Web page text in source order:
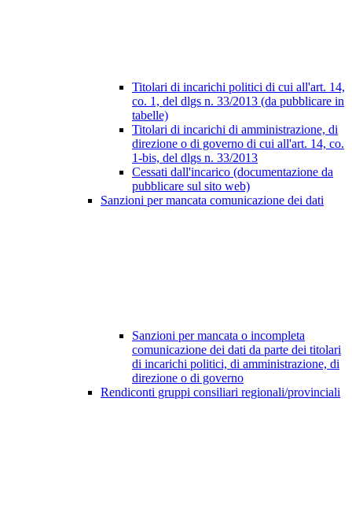
Titolari di incarichi politici di cui all'art. 14,
co. 1, del dlgs n. 33/2013 (da pubblicare in
tabelle)
Titolari di incarichi di amministrazione, di
direzione o di governo di cui all'art. 14, co.
1-bis, del dlgs n. 33/2013
Cessati dall'incarico (documentazione da
pubblicare sul sito web)
Sanzioni per mancata comunicazione dei dati
Sanzioni per mancata o incompleta
comunicazione dei dati da parte dei titolari
di incarichi politici, di amministrazione, di
direzione o di governo
Rendiconti gruppi consiliari regionali/provinciali